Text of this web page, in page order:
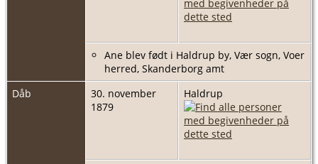
Ane blev født i Haldrup by, Vær sogn, Voer
herred, Skanderborg amt
Dåb
30. november
1879
Haldrup